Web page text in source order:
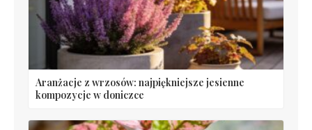
Aranżacje z wrzosów: najpiękniejsze jesienne
kompozycje w doniczce